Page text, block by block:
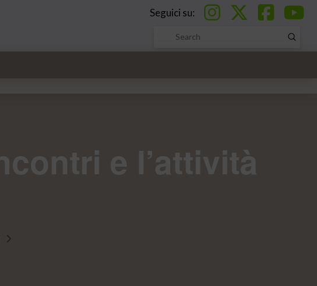
Seguici su:
Search
Submit